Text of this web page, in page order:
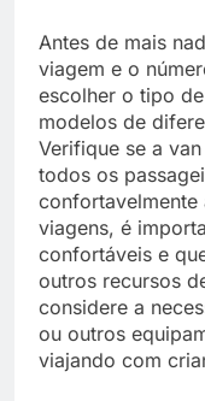
Antes de mais
viagem e o
escolher o tipo
modelos de
Verifique se a
todos os
confortavelmente
viagens, é
confortáveis e
outros recursos
considere a
ou outros
viajando com